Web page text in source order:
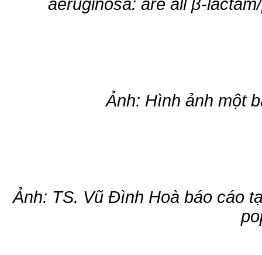
aeruginosa: are all β-
Ảnh: Hình ảnh một
Ảnh: TS. Vũ Đình Hoà báo cáo